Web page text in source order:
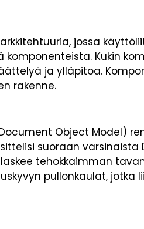
jossa
Kukin
ja ylläpitoa.
rakenne.
Object Model)
suoraan varsinaista
tehokkaimman
pullonkaulat, jotka